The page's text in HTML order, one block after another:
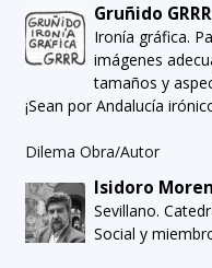
Gruñido GRRR
Ironía gráfica.
imágenes
tamaños y
¡Sean por Andalucía
Dilema Obra/Autor
Isidoro
Sevillano.
Social y